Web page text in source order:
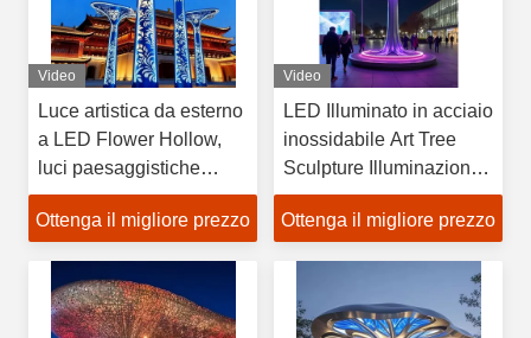
Video
Luce artistica da esterno
a LED Flower Hollow,
luci paesaggistiche
commerciali per piazze
Ottenga il migliore prezzo
Video
LED Illuminato in acciaio
inossidabile Art Tree
Sculpture Illuminazione
artistica moderna per gli
spazi pubblici
Ottenga il migliore prezzo